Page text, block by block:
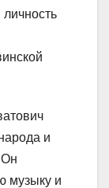
и
Он
музыку и